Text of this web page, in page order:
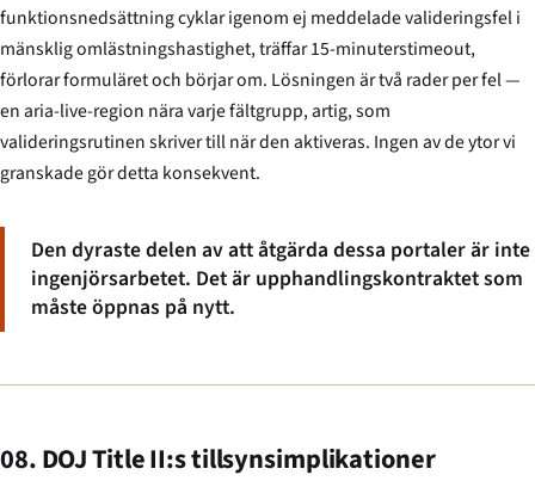
funktionsnedsättning cyklar igenom ej meddelade valideringsfel i
mänsklig omlästningshastighet, träffar 15-minuterstimeout,
förlorar formuläret och börjar om. Lösningen är två rader per fel —
en aria-live-region nära varje fältgrupp, artig, som
valideringsrutinen skriver till när den aktiveras. Ingen av de ytor vi
granskade gör detta konsekvent.
Den dyraste delen av att åtgärda dessa portaler är inte
ingenjörsarbetet. Det är upphandlingskontraktet som
måste öppnas på nytt.
08. DOJ Title II:s tillsynsimplikationer